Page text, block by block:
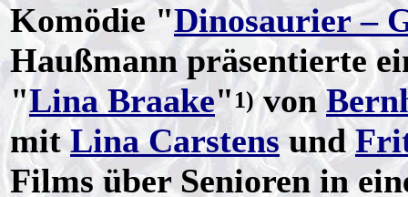
Komödie "Dinosaurier –
Haußmann präsentierte
"Lina Braake" 1)von
mitLina Carstensund
Films über Senioren in